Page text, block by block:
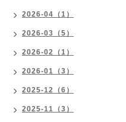
2026-04（1）
2026-03（5）
2026-02（1）
2026-01（3）
2025-12（6）
2025-11（3）